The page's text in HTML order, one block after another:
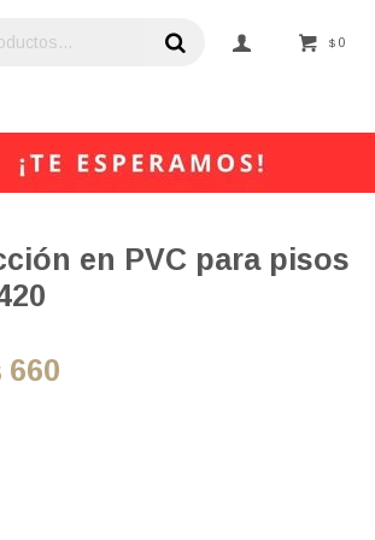
$ 0
en PVC para pisos
660